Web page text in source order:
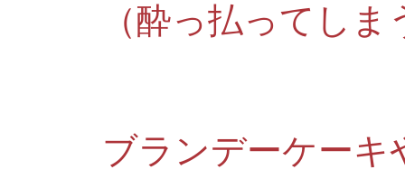
（酔っ払ってし
ブランデーケーキ